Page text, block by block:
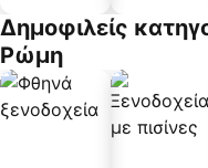
Δημοφιλείς
Ρώμη